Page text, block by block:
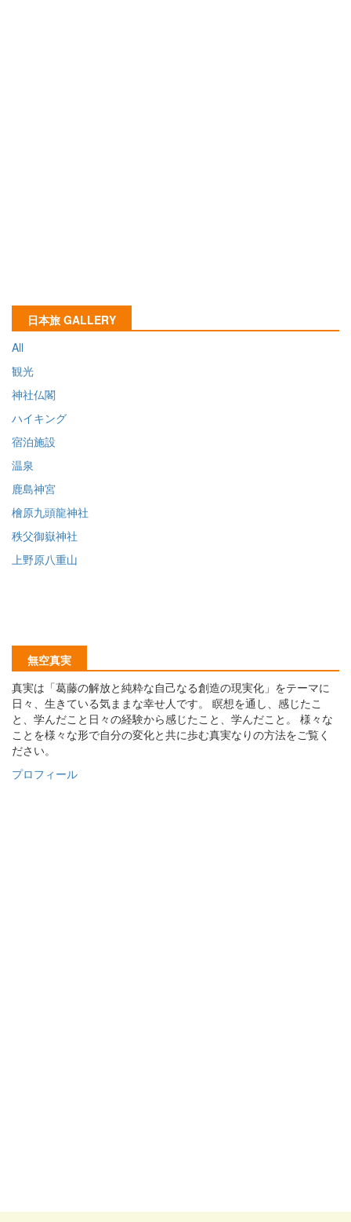
日本旅 GALLERY
All
観光
神社仏閣
ハイキング
宿泊施設
温泉
鹿島神宮
檜原九頭龍神社
秩父御嶽神社
上野原八重山
無空真実
真実は「葛藤の解放と純粋な自己なる創造の現実化」をテーマに
日々、生きている気ままな幸せ人です。 瞑想を通し、感じたこ
と、学んだこと日々の経験から感じたこと、学んだこと。 様々な
ことを様々な形で自分の変化と共に歩む真実なりの方法をご覧く
ださい。
プロフィール